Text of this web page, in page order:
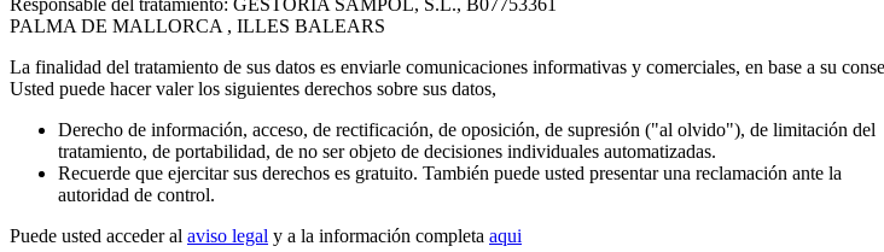
PALMA DE MALLORCA , ILLES BALEARS
La finalidad del tratamiento de sus datos es enviarle comunicaciones informativas y comerciales, en base a su
Usted puede hacer valer los siguientes derechos sobre sus datos,
Derecho de información, acceso, de rectificación, de oposición, de supresión ("al olvido"), de limitación del
tratamiento, de portabilidad, de no ser objeto de decisiones individuales automatizadas.
Recuerde que ejercitar sus derechos es gratuito. También puede usted presentar una reclamación ante la
autoridad de control.
Puede usted acceder al aviso legal y a la información completa aqui